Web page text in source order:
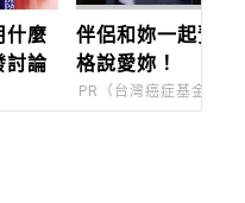
什麼
討論
伴侶和妳一起預防
格說愛妳！
PR（台灣癌症基金會）